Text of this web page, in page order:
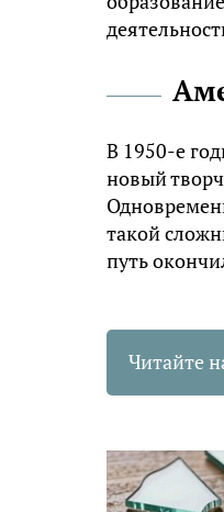
В 1950-е
новый
такой
путь
Читайте